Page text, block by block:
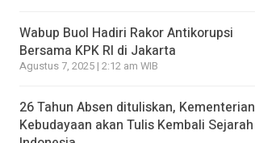
Wabup Buol Hadiri Rakor Antikorupsi
Bersama KPK RI di Jakarta
Agustus 7, 2025 | 2:12 am WIB
26 Tahun Absen dituliskan, Kementerian
Kebudayaan akan Tulis Kembali Sejarah